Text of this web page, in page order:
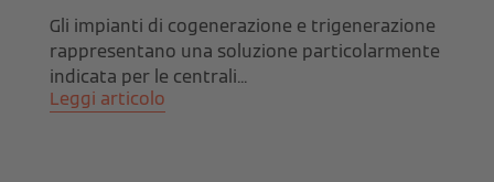
Gli impianti di cogenerazione e trigenerazione
rappresentano una soluzione particolarmente
indicata per le centrali...
Leggi articolo